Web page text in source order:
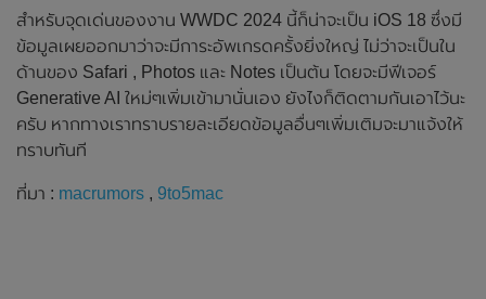
สำหรับจุดเด่นของงาน WWDC 2024 นี้ก็น่าจะเป็น iOS 18 ซึ่งมี
ข้อมูลเผยออกมาว่าจะมีการะอัพเกรดครั้งยิ่งใหญ่ ไม่ว่าจะเป็นใน
ด้านของ Safari , Photos และ Notes เป็นต้น โดยจะมีฟีเจอร์
Generative AI ใหม่ๆเพิ่มเข้ามานั่นเอง ยังไงก็ติดตามกันเอาไว้นะ
ครับ หากทางเราทราบรายละเอียดข้อมูลอื่นๆเพิ่มเติมจะมาแจ้งให้
ทราบทันที
ที่มา : macrumors , 9to5mac